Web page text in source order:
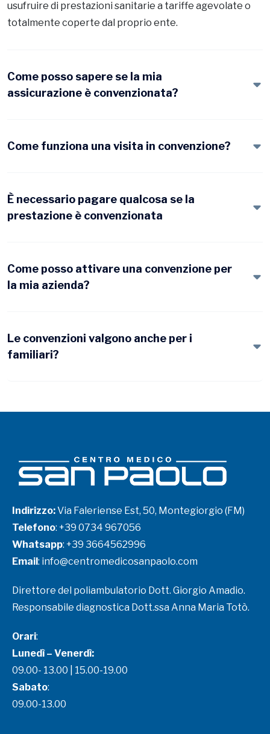
usufruire di prestazioni sanitarie a tariffe agevolate o
totalmente coperte dal proprio ente.
Come posso sapere se la mia
assicurazione è convenzionata?
Come funziona una visita in convenzione?
È necessario pagare qualcosa se la
prestazione è convenzionata
Come posso attivare una convenzione per
la mia azienda?
Le convenzioni valgono anche per i
familiari?
Indirizzo:Via Faleriense Est, 50, Montegiorgio (FM)
Telefono: +39 0734 967056
Whatsapp: +39 3664562996
Email : info@centromedicosanpaolo.com
Direttore del poliambulatorio Dott. Giorgio Amadio.
Responsabile diagnostica Dott.ssa Anna Maria Totò.
Orari:
Lunedì – Venerdì:
09.00- 13.00 | 15.00-19.00
Sabato:
09.00-13.00